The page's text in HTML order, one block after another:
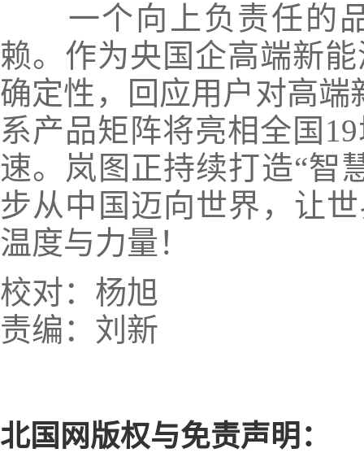
一个向上负责任的品
赖。作为央国企高端新
确定性，回应用户对高
系产品矩阵将亮相全国
速。岚图正持续打造“智
步从中国迈向世界，让
温度与力量！
校对：杨旭
责编：刘新
北国网版权与免责声明：